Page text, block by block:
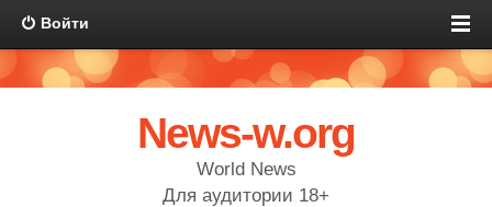
Войти
News-w.org
World News
Для аудитории 18+